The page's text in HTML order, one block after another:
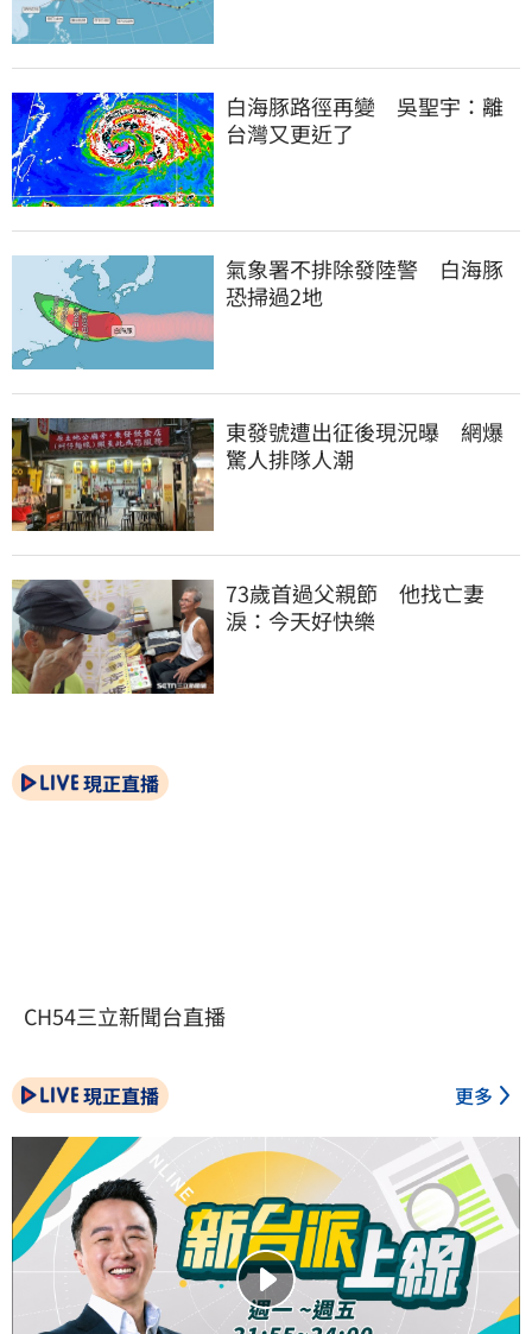
白海豚路徑再變　吳聖宇：離
台灣又更近了
氣象署不排除發陸警　白海豚
恐掃過2地
東發號遭出征後現況曝　網爆
驚人排隊人潮
73歲首過父親節　他找亡妻
淚：今天好快樂
現正直播
CH54三立新聞台直播
現正直播 更多